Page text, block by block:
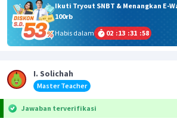
Ikuti Tryout SNBT & Menangkan E-
100rb
Habis dalam
02 :13 :31 :58
I. Solichah
Master Teacher
Jawaban terverifikasi